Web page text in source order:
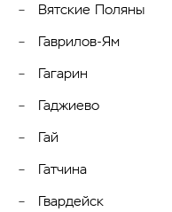
Вятские Поляны
Гаврилов-Ям
Гагарин
Гаджиево
Гай
Гатчина
Гвардейск